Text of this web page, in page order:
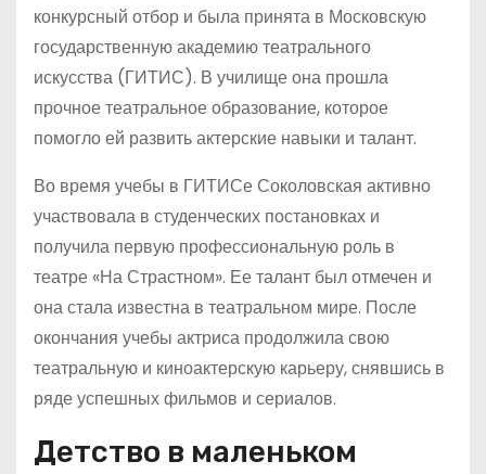
конкурсный отбор и была принята в Московскую
государственную академию театрального
искусства (ГИТИС). В училище она прошла
прочное театральное образование, которое
помогло ей развить актерские навыки и талант.
Во время учебы в ГИТИСе Соколовская активно
участвовала в студенческих постановках и
получила первую профессиональную роль в
театре «На Страстном». Ее талант был отмечен и
она стала известна в театральном мире. После
окончания учебы актриса продолжила свою
театральную и киноактерскую карьеру, снявшись в
ряде успешных фильмов и сериалов.
Детство в маленьком